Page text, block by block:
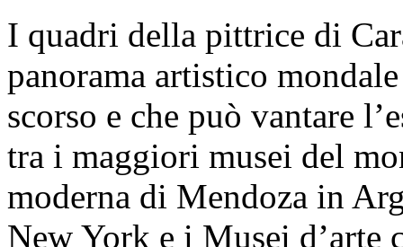
I quadri della pittrice di
panorama artistico
scorso e che può vantare
tra i maggiori musei del
moderna di Mendoza in
New York e i Musei d’arte